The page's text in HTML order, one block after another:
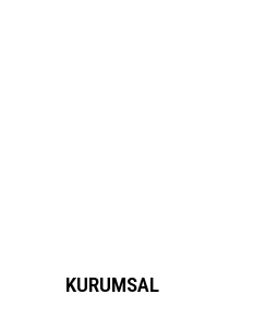
KURUMSAL